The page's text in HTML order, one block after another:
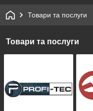
Товари та послуги
Товари та послуги